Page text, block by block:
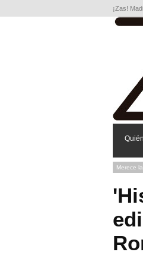
¡Zas!
Merece